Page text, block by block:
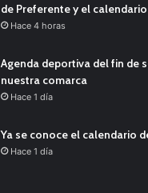
de Preferente y el calendario
Hace 4 horas
Agenda deportiva del fin de
nuestra comarca
Hace 1 día
Ya se conoce el calendario
Hace 1 día